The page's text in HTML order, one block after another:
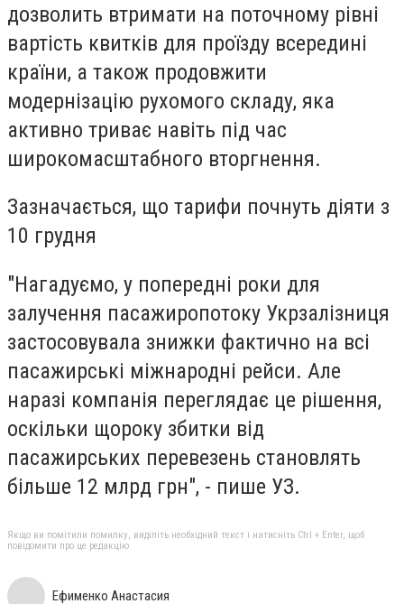
дозволить втримати на поточному рівні
вартість квитків для проїзду всередині
країни, а також продовжити
модернізацію рухомого складу, яка
активно триває навіть під час
широкомасштабного вторгнення.
Зазначається, що тарифи почнуть діяти з
10 грудня
"Нагадуємо, у попередні роки для
залучення пасажиропотоку Укрзалізниця
застосовувала знижки фактично на всі
пасажирські міжнародні рейси. Але
наразі компанія переглядає це рішення,
оскільки щороку збитки від
пасажирських перевезень становлять
більше 12 млрд грн", - пише УЗ.
Якщо ви помітили помилку, виділіть необхідний текст і натисніть Ctrl + Enter, щоб
повідомити про це редакцію
Ефименко Анастасия